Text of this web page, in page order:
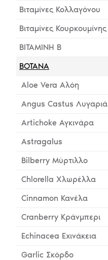
Βιταμίνες Κολλαγόνου
Βιταμίνες Κουρκουμίνης
ΒΙΤΑΜΙΝΗ Β
ΒΟΤΑΝΑ
Aloe Vera Αλόη
Angus Castus Λυγαριά
Artichoke Αγκινάρα
Astragalus
Bilberry Μύρτιλλο
Chlorella Χλωρέλλα
Cinnamon Κανέλα
Cranberry Κράνμπερι
Echinacea Εχινάκεια
Garlic Σκόρδο